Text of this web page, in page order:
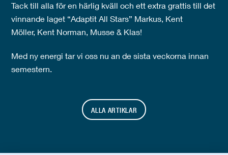
Tack till alla för en härlig kväll och ett extra grattis till det
vinnande laget “Adaptit All Stars” Markus, Kent
Möller, Kent Norman, Musse & Klas!
Med ny energi tar vi oss nu an de sista veckorna innan
semestern.
ALLA ARTIKLAR